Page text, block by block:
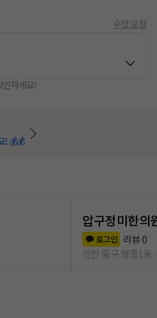
수정 요청
하세요!
! 💰💰
압구정미한의
로그인 리뷰 0
인천 중구 영종1동